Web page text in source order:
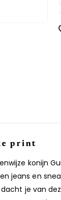
print
jeans en
je van